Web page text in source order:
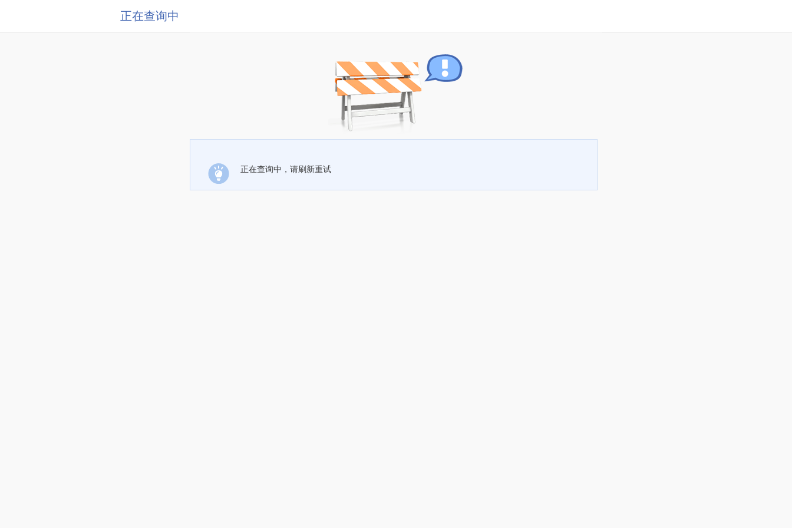
正在查询中
正在查询中，请刷新重试